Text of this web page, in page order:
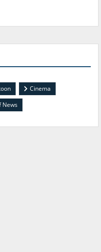
Cinema
News